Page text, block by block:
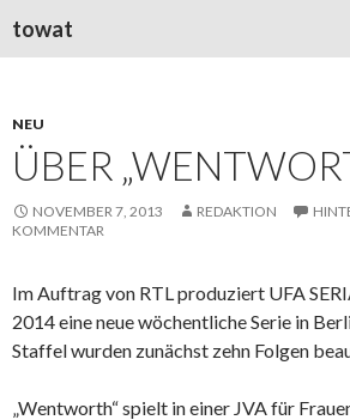
towat
NEU
ÜBER
NOVEMBER 7, 2013 REDAKTION
KOMMENTAR
Im Auftrag von RTL produziert UFA
2014 eine neue wöchentliche Serie in
Staffel wurden zunächst zehn Folgen
„Wentworth“ spielt in einer JVA für